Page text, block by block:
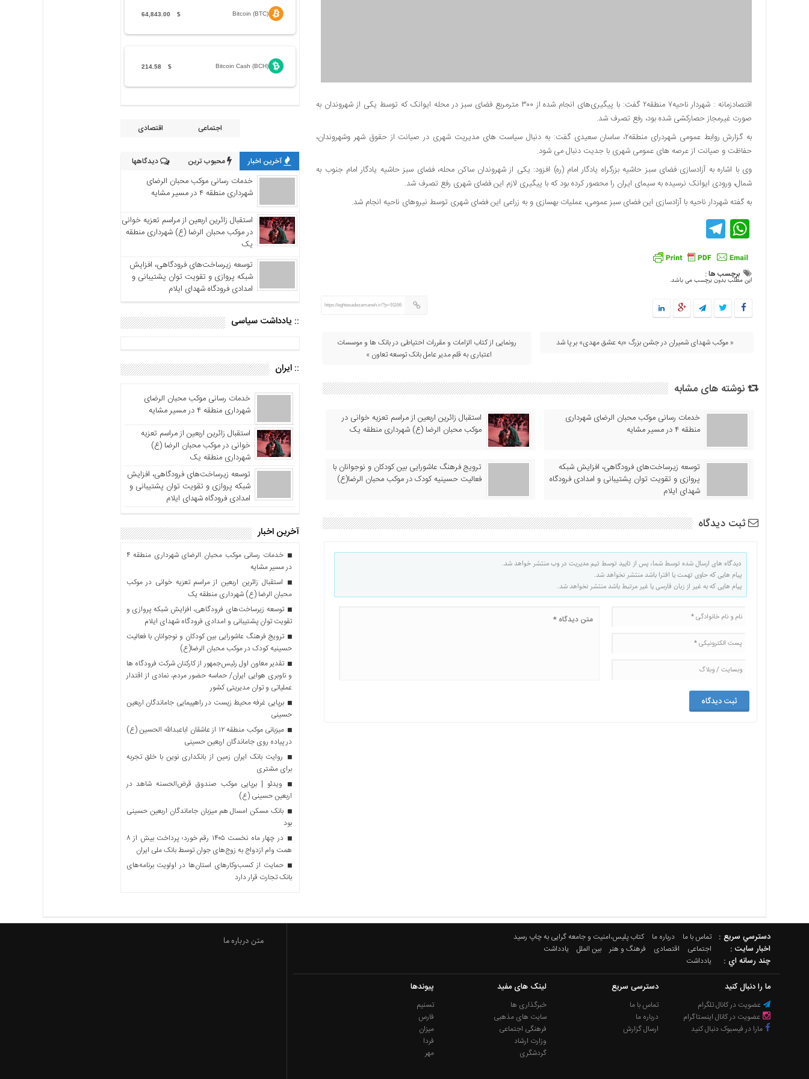
اقتصادزمانه : شهردار ناحیه۷ منطقه۲ گفت: با پیگیری‌های انجام شده از ۳۰۰ متر‌مربع فضای سبز در محله ایوانک که توسط یکی از شهروندان به
صورت غیرمجاز حصار‌کشی شده بود، رفع تصرف شد.
به گزارش روابط عمومی شهردرای منطقه۲، ساسان سعیدی گفت: به دنبال سیاست های مدیریت شهری در صیانت از حقوق شهر وشهروندان،
حفاظت و صیانت از عرصه های عمومی شهری با جدیت دنبال می شود.
وی با اشاره به آزادسازی فضای سبز حاشیه بزرگراه یادگار امام (ره) افزود: یکی از شهروندان ساکن محله، فضای سبز حاشیه یادگار امام جنوب به
شمال، ورودی ایوانک نرسیده به سیمای ایران را محصور کرده بود که با پیگیری لازم این فضای شهری رفع تصرف شد.
به گفته شهردار ناحیه با آزادسازی این فضای سبز عمومی، عملیات بهسازی و به زراعی این فضای شهری توسط نیروهای ناحیه انجام شد.
WhatsApp
Telegram
برچسب ها :
این مطلب بدون برچسب می باشد.
https://eghtesadezamaneh.ir/?p=91166
« موکب شهدای شمیران در جشن بزرگ «به عشق مهدی» بر پا شد
رونمایی از کتاب الزامات و مقررات احتیاطی در بانک ها و موسسات
اعتباری به قلم مدیر عامل بانک توسعه تعاون »
نوشته های مشابه
خدمات رسانی موکب محبان الرضای شهرداری
منطقه ۴ در مسیر مشایه
استقبال زائرین اربعین از مراسم تعزیه خوانی در
موکب محبان الرضا (ع) شهرداری منطقه یک
توسعه زیرساخت‌های فرودگاهی، افزایش شبکه
پروازی و تقویت توان پشتیبانی و امدادی فرودگاه
شهدای ایلام
ترویج فرهنگ عاشورایی بین کودکان و نوجوانان با
فعالیت حسینیه کودک در موکب محبان الرضا(ع)
ثبت دیدگاه
دیدگاه های ارسال شده توسط شما، پس از تایید توسط تیم مدیریت در وب منتشر خواهد شد.
پیام هایی که حاوی تهمت یا افترا باشد منتشر نخواهد شد.
پیام هایی که به غیر از زبان فارسی یا غیر مرتبط باشد منتشر نخواهد شد.
Bitcoin (BTC)
$
64,843.00
Bitcoin Cash (BCH)
$
214.58
اجتماعی اقتصادی
آخرین اخبار محبوب ترین دیدگاهها
خدمات رسانی موکب محبان الرضای
شهرداری منطقه ۴ در مسیر مشایه
استقبال زائرین اربعین از مراسم تعزیه خوانی
در موکب محبان الرضا (ع) شهرداری منطقه
یک
توسعه زیرساخت‌های فرودگاهی، افزایش
شبکه پروازی و تقویت توان پشتیبانی و
امدادی فرودگاه شهدای ایلام
:: یادداشت سیاسی
:: ایران
خدمات رسانی موکب محبان الرضای
شهرداری منطقه ۴ در مسیر مشایه
استقبال زائرین اربعین از مراسم تعزیه
خوانی در موکب محبان الرضا (ع)
شهرداری منطقه یک
توسعه زیرساخت‌های فرودگاهی، افزایش
شبکه پروازی و تقویت توان پشتیبانی و
امدادی فرودگاه شهدای ایلام
آخرین اخبار
خدمات رسانی موکب محبان الرضای شهرداری منطقه ۴
در مسیر مشایه
استقبال زائرین اربعین از مراسم تعزیه خوانی در موکب
محبان الرضا (ع) شهرداری منطقه یک
توسعه زیرساخت‌های فرودگاهی، افزایش شبکه پروازی و
تقویت توان پشتیبانی و امدادی فرودگاه شهدای ایلام
ترویج فرهنگ عاشورایی بین کودکان و نوجوانان با فعالیت
حسینیه کودک در موکب محبان الرضا(ع)
تقدیر معاون اول رئیس‌جمهور از کارکنان شرکت فرودگاه ها
و ناوبری هوایی ایران/ حماسه حضور مردم، نمادی از اقتدار
عملیاتی و توان مدیریتی کشور
برپایی غرفه محیط زیست در راهپیمایی جاماندگان اربعین
حسینی
میزبانی موکب منطقه ۱۲ از عاشقان اباعبدالله الحسین (ع)
در پیاده روی جاماندگان اربعین حسینی
روایت بانک ایران زمین از بانکداری نوین با خلق تجربه
برای مشتری
ویدئو | برپایی موکب صندوق قرض‌الحسنه شاهد در
اربعین حسینی (ع)
بانک مسکن امسال هم میزبان جاماندگان اربعین حسینی
بود
در چهار ماه نخست ۱۴۰۵ رقم خورد؛ پرداخت بیش از ۸
همت وام ازدواج به زوج‌های جوان توسط بانک ملی ایران
حمایت از کسب‌وکارهای استان‌ها در اولویت برنامه‌های
بانک تجارت قرار دارد
دسترسي سريع : تماس با ما درباره ما کتاب پلیس،امنیت و جامعه گرایی به چاپ رسید
اخبار سایت : اجتماعی اقتصادی فرهنگ و هنر بین الملل یادداشت
چند رسانه اي : یادداشت
ما را دنبال کنید
عضویت در کانال تلگرام
عضویت در کانال اینستاگرام
مارا در فیسبوک دنبال کنید
دسترسی سریع
تماس با ما
درباره ما
ارسال گزارش
لینک های مفید
خبرگذاری ها
سایت های مذهبی
فرهنگی اجتماعی
وزارت ارشاد
گردشگری
پیوندها
تسنیم
فارس
میزان
فردا
مهر
متن درباره ما